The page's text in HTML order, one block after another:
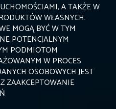
A TAKŻE W
WŁASNYCH.
MOGĄ BYĆ W TYM
POTENCJALNYM
PODMIOTOM
W PROCES
OSOBOWYCH JEST
ZAAKCEPTOWANIE